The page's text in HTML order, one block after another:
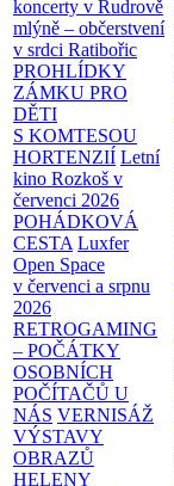
koncerty v Rudrově
mlýně – občerstvení
v srdci Ratibořic
PROHLÍDKY
ZÁMKU PRO
DĚTI
S KOMTESOU
HORTENZIÍ Letní
kino Rozkoš v
červenci 2026
POHÁDKOVÁ
CESTA Luxfer
Open Space
v červenci a srpnu
2026
RETROGAMING
– POČÁTKY
OSOBNÍCH
POČÍTAČŮ U
NÁS VERNISÁŽ
VÝSTAVY
OBRAZŮ
HELENY